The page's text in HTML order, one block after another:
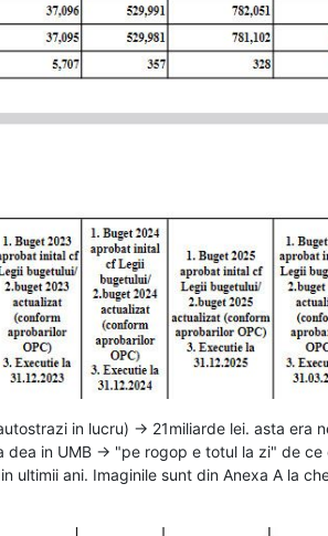
in lucru) -> 21miliarde lei. asta era
in UMB -> "pe rogop e totul la zi" de
ani. Imaginile sunt din Anexa A la